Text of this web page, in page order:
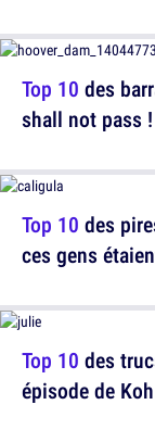
Top 10 des
ces gens
Top 10 des
shall not pass !
Top 10 des
épisode de